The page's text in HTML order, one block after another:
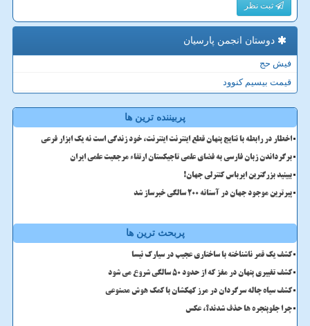
ثبت نظر
دوستان انجمن پارسیان
فیش حج
قیمت بیسیم کنوود
پربیننده ترین ها
اخطار در رابطه با نتایج پنهان قطع اینترنت اینترنت، خود زندگی است نه یک ابزار فرعی
برگرداندن زبان فارسی به فضای علمی تاجیکستان ارتقاء مرجعیت علمی ایران
ببینید بزرگترین ایرباس کنترلی جهان!
پیرترین موجود جهان در آستانه ۲۰۰ سالگی خبرساز شد
پربحث ترین ها
کشف یک قمر ناشناخته با ساختاری عجیب در سیارک نیسا
کشف تغییری پنهان در مغز که از حدود 50 سالگی شروع می شود
کشف سیاه چاله سرگردان در مرز کهکشان با کمک هوش مصنوعی
چرا جلوپنجره ها حذف شدند؟، عکس